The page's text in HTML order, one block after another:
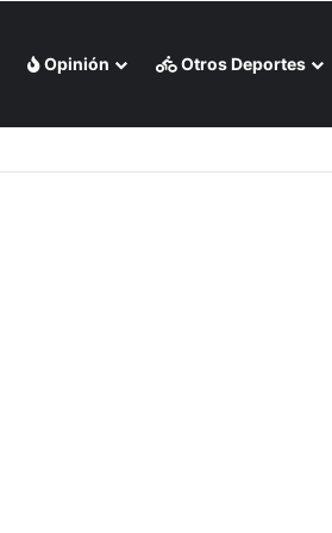
Opinión Otros Deportes